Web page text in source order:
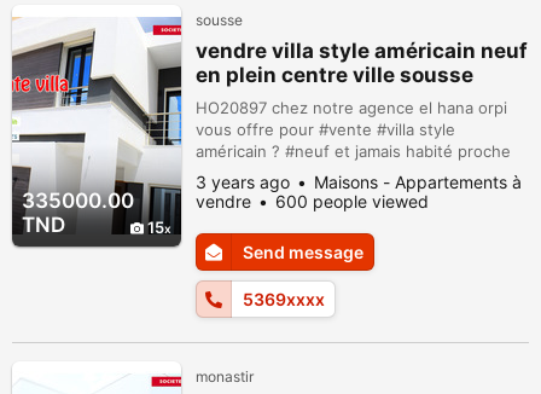
335000.00
TND
15
sousse
vendre villa style américain neuf
en plein centre ville sousse
HO20897 chez notre agence el hana orpi
vous offre pour #vente #villa style
américain ? #neuf et jamais habité proche
de tous commodités en plein centre ville
#sousse à coté de l’école primaire IBN
KHALDOUN * cette Somptueuse villa #neuf
à l’#architecture moderne et #conviviale
,bénéficie d’une belle surface de 144 m²
dont un rez de chaussez se compose de:
tr...
3 years ago
Maisons - Appartements à
vendre
600 people viewed
Send message
5369xxxx
monastir